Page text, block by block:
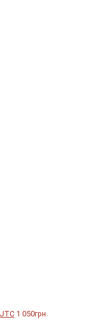
1 050грн.